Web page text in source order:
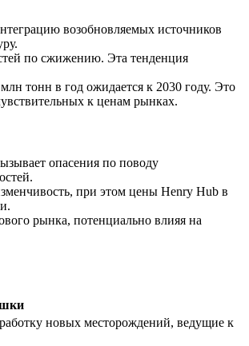
возобновляемых источников
по сжижению. Эта тенденция
тонн в год ожидается к 2030 году. Это
к ценам рынках.
опасения по поводу
при этом цены Henry Hub в
рынка, потенциально влияя на
новых месторождений, ведущие к